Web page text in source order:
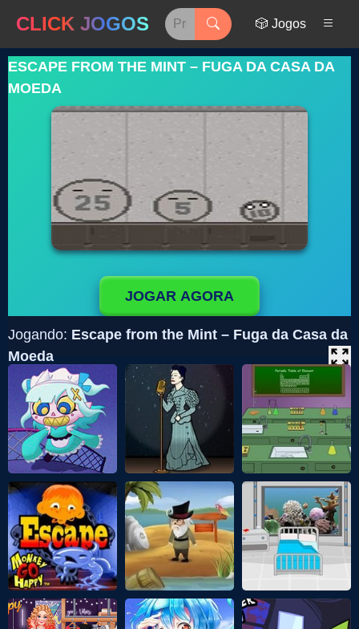
CLICK JOGOS 🎲 Jogos
ESCAPE FROM THE MINT – FUGA DA CASA DA
MOEDA
JOGAR AGORA
Jogando: Escape from the Mint – Fuga da Casa da
Moeda